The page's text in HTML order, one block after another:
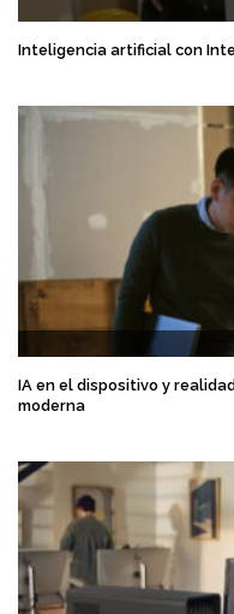
Inteligencia artificial con
IA en el dispositivo y
moderna